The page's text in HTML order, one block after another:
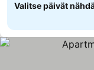
Valitse päivät